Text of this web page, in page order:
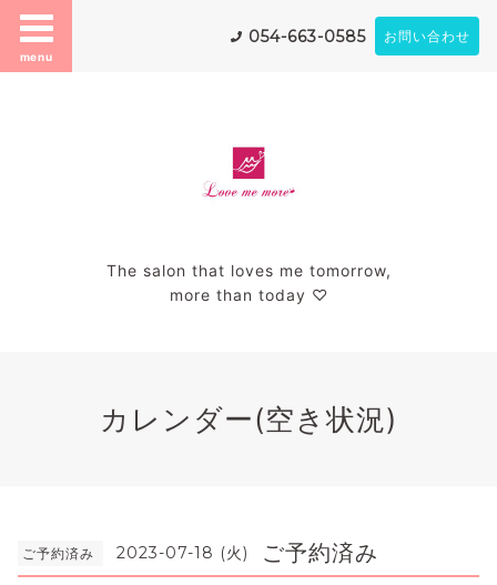
menu
054-663-0585 お問い合わせ
The salon that loves me tomorrow,
more than today ♡
カレンダー(空き状況)
ご予約済み 2023-07-18 (火) ご予約済み